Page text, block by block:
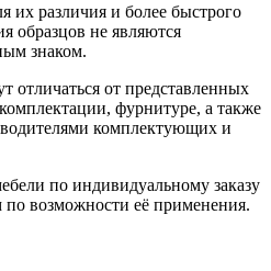
их различия и более быстрого
образцов не являются
знаком.
отличаться от представленных
фурнитуре, а также
комплектующих и
по индивидуальному заказу
по возможности её применения.